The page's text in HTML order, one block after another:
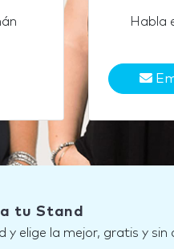
Habla
tu Stand
elige la mejor, gratis y sin